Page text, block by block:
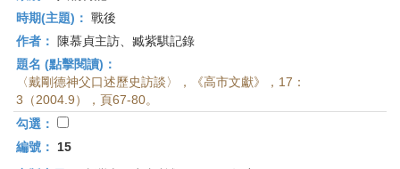
時期(主題)： 戰後
作者：
陳慕貞主訪、臧紫騏記錄
題名 (點擊閱讀)：
〈戴剛德神父口述歷史訪談〉，《高市文獻》，17：
3（2004.9），頁67-80。
勾選：
編號：
15